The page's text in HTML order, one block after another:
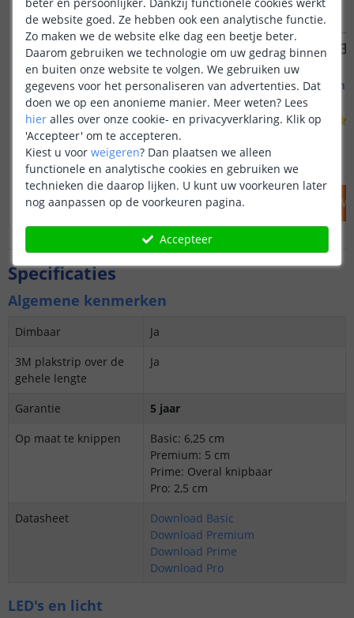
Led strip profiel breed
19 mm - compleet 1M
(8 reviews)
OP VOORRAAD 14,95
IN WINKELWAGEN
1M -
Opbouw -
OP VOORRAAD
IN
Specificaties
Algemene kenmerken
Dimbaar
Ja
3M plakstrip over de
gehele lengte
Ja
Garantie
5 jaar
Op maat te knippen
Basic: 6,25 cm
Premium: 5 cm
Prime: Overal knipbaar
Pro: 2,5 cm
Datasheet
Download Basic
Download Premium
Download Prime
Download Pro
LED's en licht
de website goed. Ze hebben ook een analytische functie.
Zo maken we de website elke dag een beetje beter.
Daarom gebruiken we technologie om uw gedrag binnen
en buiten onze website te volgen. We gebruiken uw
gegevens voor het personaliseren van advertenties. Dat
doen we op een anonieme manier. Meer weten? Lees
hier alles over onze cookie- en privacyverklaring. Klik op
'Accepteer' om te accepteren.
Kiest u voor weigeren? Dan plaatsen we alleen
functionele en analytische cookies en gebruiken we
technieken die daarop lijken. U kunt uw voorkeuren later
nog aanpassen op de voorkeuren pagina.
Accepteer